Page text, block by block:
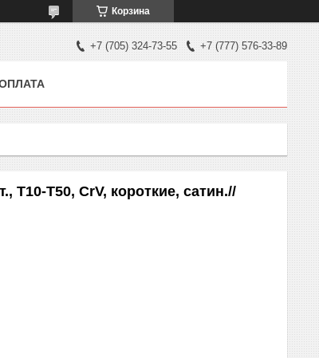
Корзина
+7 (705) 324-73-55 +7 (777) 576-33-89
T10-T50, CrV, короткие, сатин.//